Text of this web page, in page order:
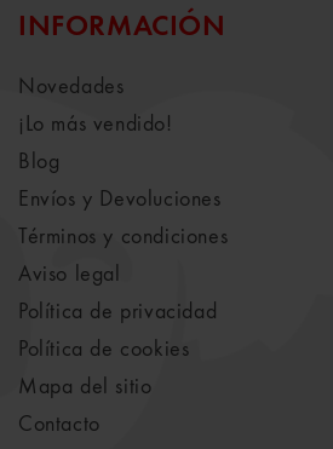
INFORMACIÓN
Novedades
¡Lo más vendido!
Blog
Envíos y Devoluciones
Términos y condiciones
Aviso legal
Política de privacidad
Política de cookies
Mapa del sitio
Contacto